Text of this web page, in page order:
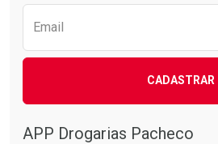
Email
CADASTRAR
APP Drogarias Pacheco